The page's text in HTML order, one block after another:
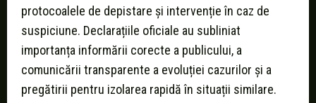
protocoalele de depistare și intervenție în caz de
suspiciune. Declarațiile oficiale au subliniat
importanța informării corecte a publicului, a
comunicării transparente a evoluției cazurilor și a
pregătirii pentru izolarea rapidă în situații similare.